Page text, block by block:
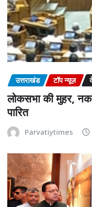
उत्तराखंड टॉप न्यूज़
लोकसभा की मुहर,
पारित
Parvatiytimes